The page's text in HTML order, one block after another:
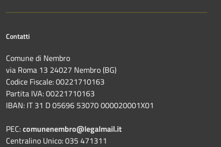
Contatti
Comune di Nembro
via Roma 13 24027 Nembro (BG)
Codice Fiscale: 00221710163
Partita IVA: 00221710163
IBAN: IT 31 D 05696 53070 000020001X01
PEC:comunenembro@legalmail.it
Centralino Unico: 035 471311